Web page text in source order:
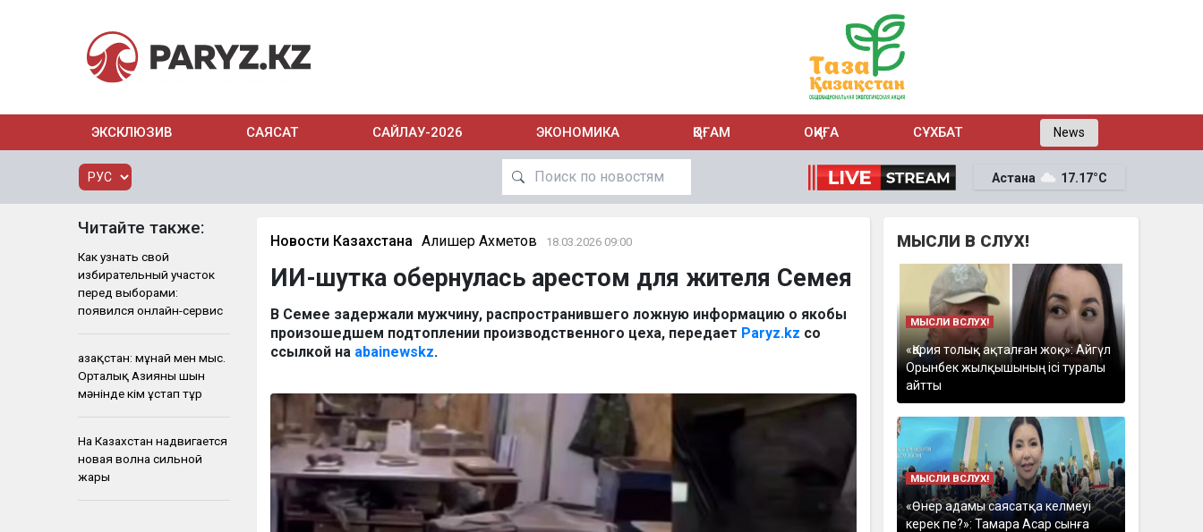
ЭКСКЛЮЗИВ САЯСАТ САЙЛАУ-2026 ЭКОНОМИКА ҚОҒАМ ОҚИҒА СҰХБАТ News
Астана 17.17°C
Читайте также:
Как узнать свой
избирательный участок
перед выборами:
появился онлайн-сервис
Қазақстан: мұнай мен мыс.
Орталық Азияны шын
мәнінде кім ұстап тұр
На Казахстан надвигается
новая волна сильной
жары
Новости Казахстана Алишер Ахметов 18.03.2026 09:00
ИИ-шутка обернулась арестом для жителя Семея
В Семее задержали мужчину, распространившего ложную информацию о якобы
произошедшем подтоплении производственного цеха, передает Paryz.kz со
ссылкой на abainewskz.
МЫСЛИ В СЛУХ!
МЫСЛИ ВСЛУХ!
«Қария толық ақталған жоқ»: Айгүл
Орынбек жылқышының ісі туралы
айтты
МЫСЛИ ВСЛУХ!
«Өнер адамы саясатқа келмеуі
керек пе?»: Тамара Асар сынға